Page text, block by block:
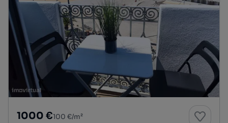
1000 €100 €/m²